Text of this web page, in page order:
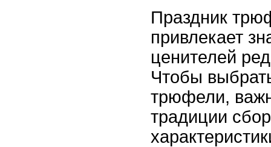
Праздник
привлекает
ценителей
Чтобы
трюфели,
традиции